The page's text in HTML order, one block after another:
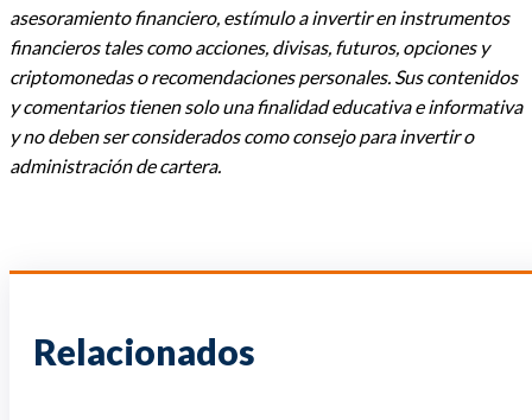
asesoramiento financiero, estímulo a invertir en instrumentos
financieros tales como acciones, divisas, futuros, opciones y
criptomonedas o recomendaciones personales. Sus contenidos
y comentarios tienen solo una finalidad educativa e informativa
y no deben ser considerados como consejo para invertir o
administración de cartera.
Relacionados